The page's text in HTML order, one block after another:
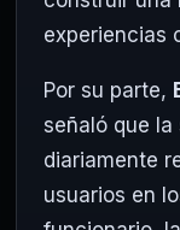
experiencias
Por su parte,
señaló que
diariamente
usuarios en